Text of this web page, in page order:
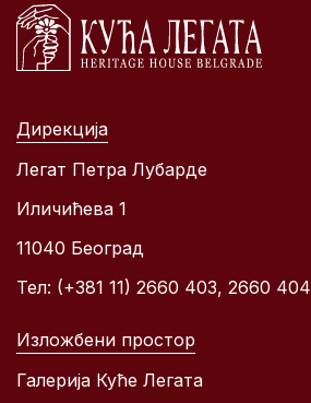
Дирекција
Легат Петра Лубарде
Иличићева 1
11040 Београд
Тел: (+381 11) 2660 403, 2660 404
Изложбени простор
Галерија Куће Легата